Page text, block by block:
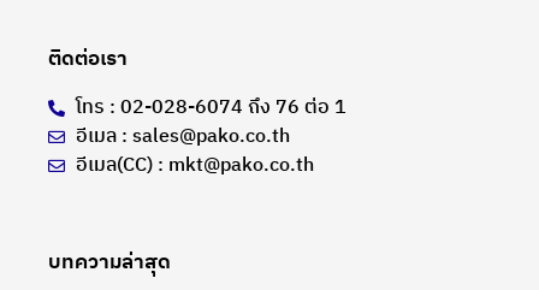
ติดต่อเรา
โทร : 02-028-6074 ถึง 76 ต่อ 1
อีเมล : sales@pako.co.th
อีเมล(CC) : mkt@pako.co.th
บทความล่าสุด